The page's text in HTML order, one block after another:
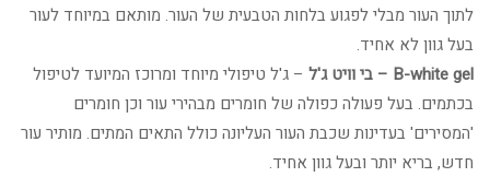
לתוך העור מבלי לפגוע בלחות הטבעית של העור. מותאם במיוחד לעור
בעל גוון לא אחיד.
B-white gel – בי וויט ג'ל
– ג'ל טיפולי מיוחד ומרוכז המיועד לטיפול
בכתמים. בעל פעולה כפולה של חומרים מבהירי עור וכן חומרים
'המסירים' בעדינות שכבת העור העליונה כולל התאים המתים. מותיר עור
חדש, בריא יותר ובעל גוון אחיד.